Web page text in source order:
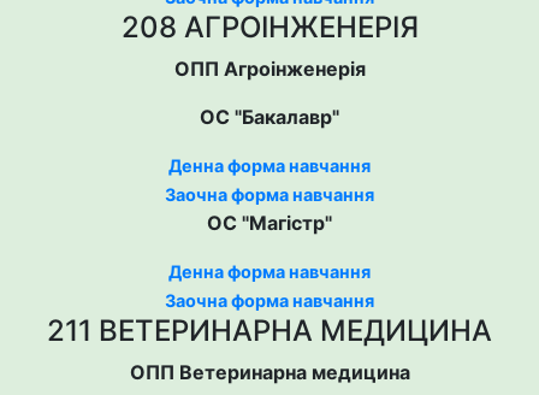
208 АГРОІНЖЕНЕРІЯ
ОПП Агроінженерія
ОС "Бакалавр"
Денна форма навчання
Заочна форма навчання
ОС "Магістр"
Денна форма навчання
Заочна форма навчання
211 ВЕТЕРИНАРНА МЕДИЦИНА
ОПП Ветеринарна медицина